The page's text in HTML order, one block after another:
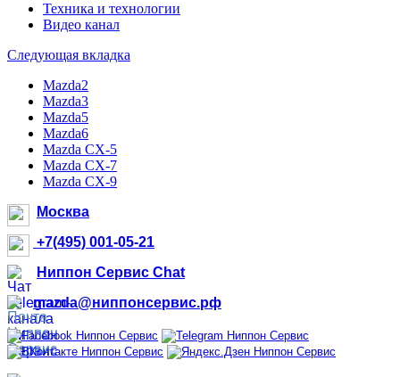
Техника и технологии
Видео канал
Следующая вкладка
Mazda2
Mazda3
Mazda5
Mazda6
Mazda CX-5
Mazda CX-7
Mazda CX-9
Москва
+7(495) 001-05-21
Ниппон Сервис Chat
mazda@ниппонсервис.рф